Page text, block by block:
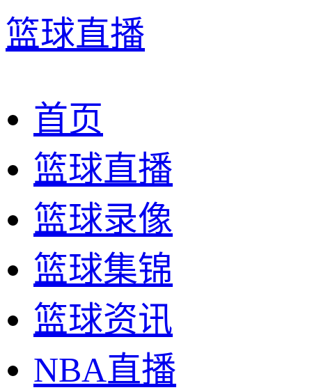
篮球直播
首页
篮球直播
篮球录像
篮球集锦
篮球资讯
NBA直播